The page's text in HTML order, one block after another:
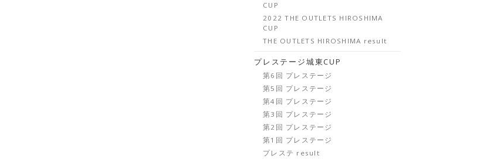
CUP
2022 THE OUTLETS HIROSHIMA
CUP
THE OUTLETS HIROSHIMA result
プレステージ城東CUP
第6回 プレステージ
第5回 プレステージ
第4回 プレステージ
第3回 プレステージ
第2回 プレステージ
第1回 プレステージ
プレステ result